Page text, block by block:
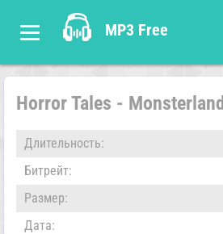
MP3 Free
Horror Tales - Monsterland
Длительность:
Битрейт:
Размер:
Дата: